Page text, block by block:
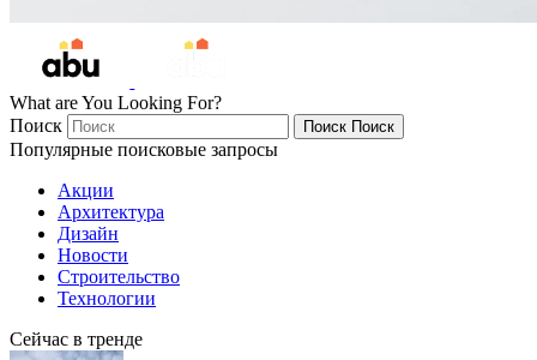
What are You Looking For?
Поиск
Поиск Поиск
Популярные поисковые запросы
Акции
Архитектура
Дизайн
Новости
Строительство
Технологии
Сейчас в тренде